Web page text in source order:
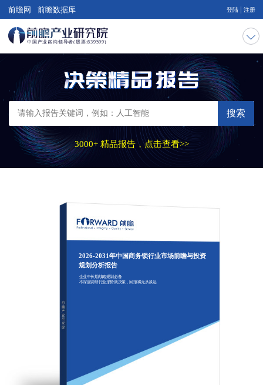
前瞻网 前瞻数据库 登陆 注册
搜索
3000+ 精品报告，点击查看>>
2026-2031年中国商务锁行业市场前瞻与投资
规划分析报告
企业中长期战略规划必备
不深度调研行业形势就决策，回报将无从谈起